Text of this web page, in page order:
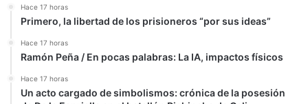
Hace 17 horas
Primero, la libertad de los prisioneros “por sus ideas”
Hace 17 horas
Ramón Peña / En pocas palabras: La IA, impactos físicos
Hace 17 horas
Un acto cargado de simbolismos: crónica de la posesión